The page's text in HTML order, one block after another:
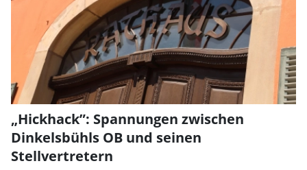
„Hickhack”: Spannungen zwischen
Dinkelsbühls OB und seinen
Stellvertretern